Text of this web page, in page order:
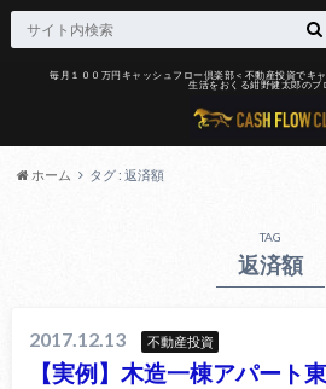
毎月１００万円キャッシュフロー倶楽部＜不動産投資でキ
生活をおくる紺野健太郎のブ
ホーム タグ : 返済額
TAG
返済額
2017.12.13 不動産投資
【実例】木造一棟アパート